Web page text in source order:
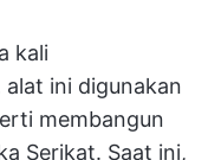
kali
ini digunakan
membangun
Serikat. Saat ini,